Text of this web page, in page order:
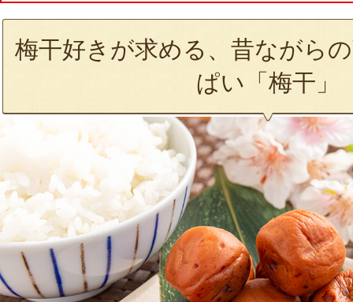
梅干好きが求める、昔ながら
ぱい「梅干」